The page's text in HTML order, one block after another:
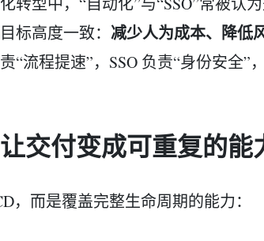
标高度一致： 减少人为成本、降低
“流程提速”，SSO 负责“身份安全”
交付变成可重复的能
，而是覆盖完整生命周期的能力：